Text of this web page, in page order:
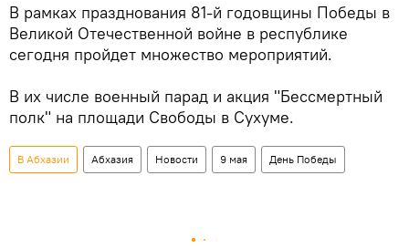
В рамках празднования 81-й годовщины Победы в
Великой Отечественной войне в республике
сегодня пройдет множество мероприятий.
В их числе военный парад и акция "Бессмертный
полк" на площади Свободы в Сухуме.
В Абхазии Абхазия Новости 9 мая День Победы